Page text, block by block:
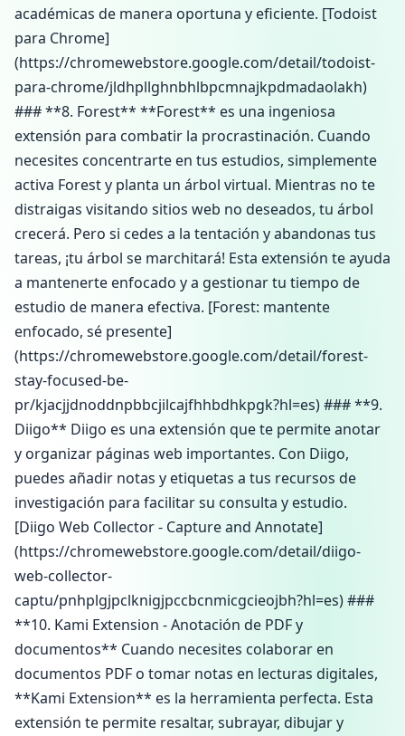
académicas de manera oportuna y eficiente. [Todoist
para Chrome]
(https://chromewebstore.google.com/detail/todoist-
para-chrome/jldhpllghnbhlbpcmnajkpdmadaolakh)
### **8. Forest** **Forest** es una ingeniosa
extensión para combatir la procrastinación. Cuando
necesites concentrarte en tus estudios, simplemente
activa Forest y planta un árbol virtual. Mientras no te
distraigas visitando sitios web no deseados, tu árbol
crecerá. Pero si cedes a la tentación y abandonas tus
tareas, ¡tu árbol se marchitará! Esta extensión te ayuda
a mantenerte enfocado y a gestionar tu tiempo de
estudio de manera efectiva. [Forest: mantente
enfocado, sé presente]
(https://chromewebstore.google.com/detail/forest-
stay-focused-be-
pr/kjacjjdnoddnpbbcjilcajfhhbdhkpgk?hl=es) ### **9.
Diigo** Diigo es una extensión que te permite anotar
y organizar páginas web importantes. Con Diigo,
puedes añadir notas y etiquetas a tus recursos de
investigación para facilitar su consulta y estudio.
[Diigo Web Collector - Capture and Annotate]
(https://chromewebstore.google.com/detail/diigo-
web-collector-
captu/pnhplgjpclknigjpccbcnmicgcieojbh?hl=es) ###
**10. Kami Extension - Anotación de PDF y
documentos** Cuando necesites colaborar en
documentos PDF o tomar notas en lecturas digitales,
**Kami Extension** es la herramienta perfecta. Esta
extensión te permite resaltar, subrayar, dibujar y